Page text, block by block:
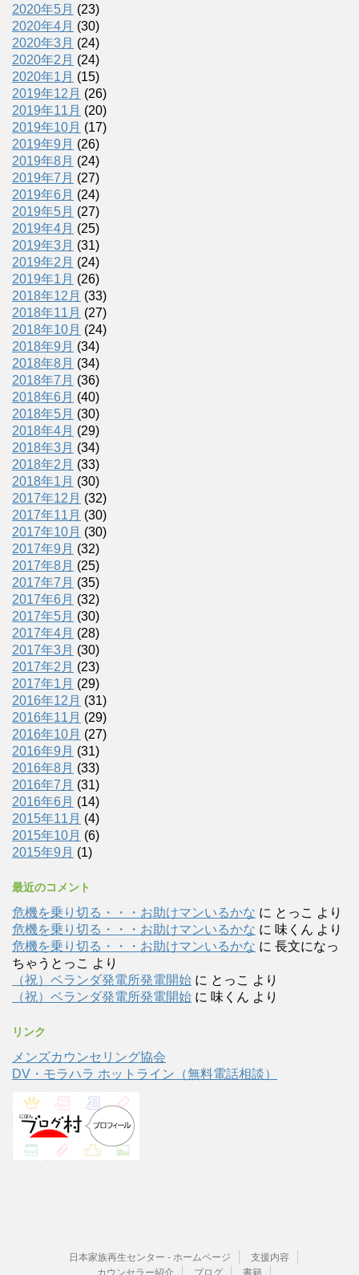
2020年5月 (23)
2020年4月 (30)
2020年3月 (24)
2020年2月 (24)
2020年1月 (15)
2019年12月 (26)
2019年11月 (20)
2019年10月 (17)
2019年9月 (26)
2019年8月 (24)
2019年7月 (27)
2019年6月 (24)
2019年5月 (27)
2019年4月 (25)
2019年3月 (31)
2019年2月 (24)
2019年1月 (26)
2018年12月 (33)
2018年11月 (27)
2018年10月 (24)
2018年9月 (34)
2018年8月 (34)
2018年7月 (36)
2018年6月 (40)
2018年5月 (30)
2018年4月 (29)
2018年3月 (34)
2018年2月 (33)
2018年1月 (30)
2017年12月 (32)
2017年11月 (30)
2017年10月 (30)
2017年9月 (32)
2017年8月 (25)
2017年7月 (35)
2017年6月 (32)
2017年5月 (30)
2017年4月 (28)
2017年3月 (30)
2017年2月 (23)
2017年1月 (29)
2016年12月 (31)
2016年11月 (29)
2016年10月 (27)
2016年9月 (31)
2016年8月 (33)
2016年7月 (31)
2016年6月 (14)
2015年11月 (4)
2015年10月 (6)
2015年9月 (1)
最近のコメント
危機を乗り切る・・・お助けマンいるかな に とっこ より
危機を乗り切る・・・お助けマンいるかな に 味くん より
危機を乗り切る・・・お助けマンいるかな に 長文になっ
ちゃうとっこ より
（祝）ベランダ発電所発電開始 に とっこ より
（祝）ベランダ発電所発電開始 に 味くん より
リンク
メンズカウンセリング協会
DV・モラハラ ホットライン（無料電話相談）
日本家族再生センター - ホームページ
支援内容
カウンセラー紹介
ブログ 書籍